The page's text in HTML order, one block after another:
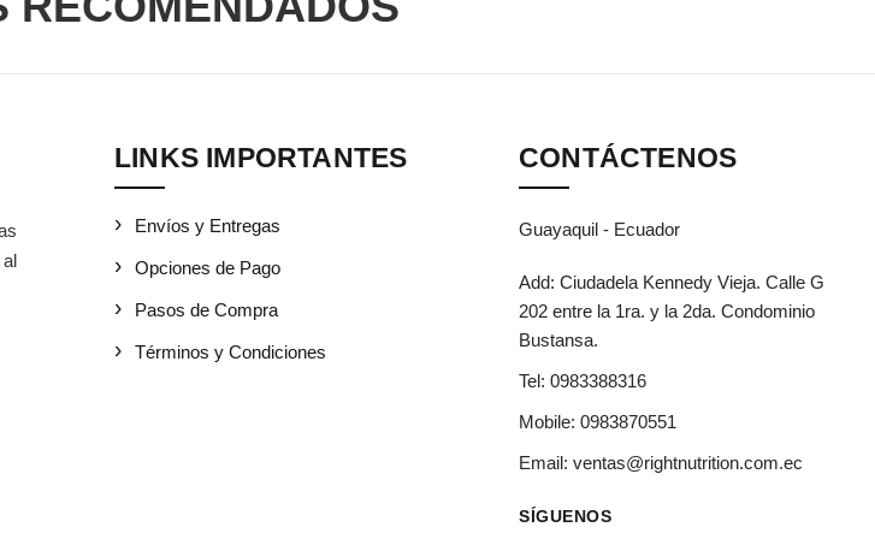
LINKS IMPORTANTES
Envíos y Entregas
Opciones de Pago
Pasos de Compra
Términos y Condiciones
CONTÁCTENOS
Guayaquil - Ecuador
Add: Ciudadela Kennedy Vieja. Calle G
202 entre la 1ra. y la 2da. Condominio
Bustansa.
Tel: 0983388316
Mobile: 0983870551
Email: ventas@rightnutrition.com.ec
SÍGUENOS